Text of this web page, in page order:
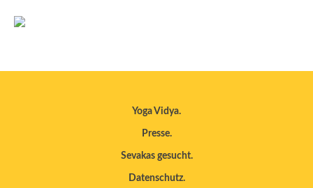
Yoga Vidya
Presse
Sevakas gesucht
Datenschutz